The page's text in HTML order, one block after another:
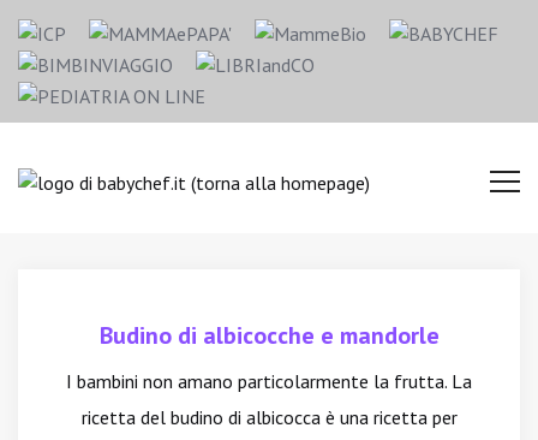
Budino di albicocche e mandorle
I bambini non amano particolarmente la frutta. La
ricetta del budino di albicocca è una ricetta per